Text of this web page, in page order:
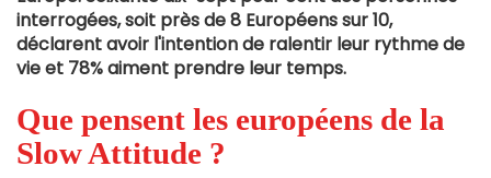
interrogées, soit près de 8 Européens sur 10,
déclarent avoir l'intention de ralentir leur rythme de
vie et 78% aiment prendre leur temps.
Que pensent les européens de la
Slow Attitude ?